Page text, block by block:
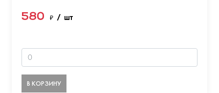
580 ₽ / шт
В КОРЗИНУ